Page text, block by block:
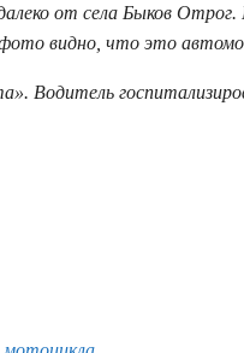
от села Быков
видно, что это
Водитель